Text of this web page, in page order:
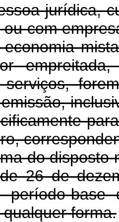
jurídica,
com
do disposto
26 de
período-
forma.